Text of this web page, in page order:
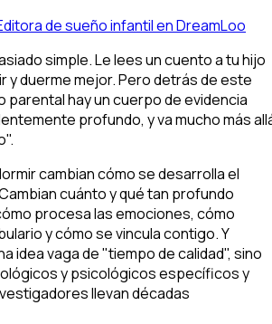
de sueño infantil en DreamLoo
simple. Le lees un cuento a tu hijo
y duerme mejor. Pero detrás de este
parental hay un cuerpo de evidencia
profundo, y va mucho más
cambian cómo se desarrolla el
cuánto y qué tan profundo
procesa las emociones, cómo
y cómo se vincula contigo. Y
idea vaga de "tiempo de calidad", sino
y psicológicos específicos y
llevan décadas